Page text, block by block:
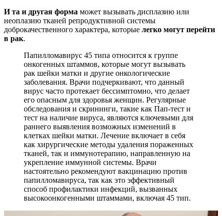
И та и другая форма может вызывать дисплазию или
неоплазию тканей репродуктивной системы
доброкачественного характера, которые легко могут перейти
в рак.
Папилломавирус 45 типа относится к группе
онкогенных штаммов, которые могут вызывать
рак шейки матки и другие онкологические
заболевания. Врачи подчеркивают, что данный
вирус часто протекает бессимптомно, что делает
его опасным для здоровья женщин. Регулярные
обследования и скрининги, такие как Пап-тест и
тест на наличие вируса, являются ключевыми для
раннего выявления возможных изменений в
клетках шейки матки. Лечение включает в себя
как хирургические методы удаления пораженных
тканей, так и иммунотерапию, направленную на
укрепление иммунной системы. Врачи
настоятельно рекомендуют вакцинацию против
папилломавируса, так как это эффективный
способ профилактики инфекций, вызванных
высокоонкогенными штаммами, включая 45 тип.